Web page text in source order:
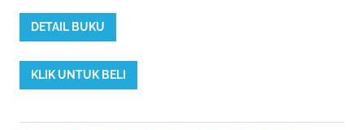
DETAIL BUKU
KLIK UNTUK BELI